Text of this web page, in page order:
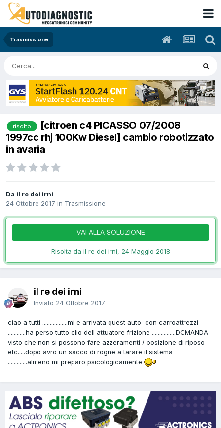
Trasmissione
risolto
[citroen c4 PICASSO 07/2008
1997cc rhj 100Kw Diesel] cambio robotizzato
in avaria
Da il re dei irni
24 Ottobre 2017 in Trasmissione
VAI ALLA SOLUZIONE
Risolta da il re dei irni, 24 Maggio 2018
il re dei irni
Inviato 24 Ottobre 2017
ciao a tutti .................mi e arrivata quest auto con carroattrezzi
............ha perso tutto olio dell attuatore frizione ................DOMANDA
visto che non si possono fare azzeramenti / posizione di riposo
etc.....dopo avro un sacco di rogne a tarare il sistema
.............almeno mi preparo psicologicamente